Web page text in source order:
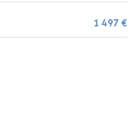
1 497 €